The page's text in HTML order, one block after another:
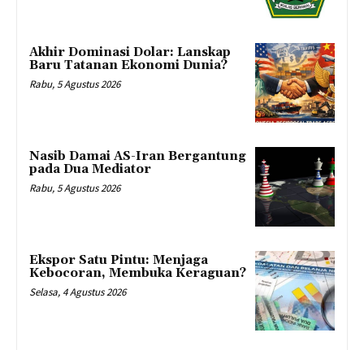
Akhir Dominasi Dolar: Lanskap
Baru Tatanan Ekonomi Dunia?
Rabu, 5 Agustus 2026
Nasib Damai AS-Iran Bergantung
pada Dua Mediator
Rabu, 5 Agustus 2026
Ekspor Satu Pintu: Menjaga
Kebocoran, Membuka Keraguan?
Selasa, 4 Agustus 2026